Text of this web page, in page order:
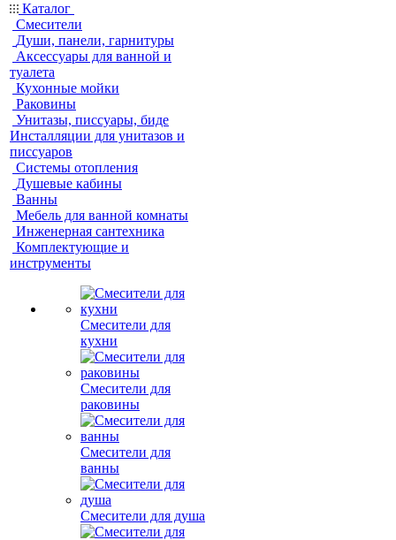
Каталог
Смесители
Души, панели, гарнитуры
Аксессуары для ванной и
туалета
Кухонные мойки
Раковины
Унитазы, писсуары, биде
Инсталляции для унитазов и
писсуаров
Системы отопления
Душевые кабины
Ванны
Мебель для ванной комнаты
Инженерная сантехника
Комплектующие и
инструменты
Смесители для
кухни
Смесители для
раковины
Смесители для
ванны
Смесители для душа